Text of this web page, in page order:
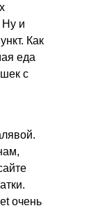
Ну и
Как
еда
с
очень